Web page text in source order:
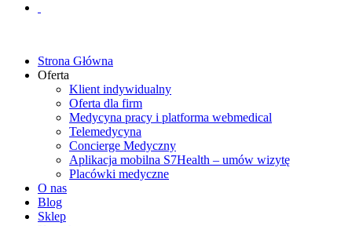
Strona Główna
Oferta
Klient indywidualny
Oferta dla firm
Medycyna pracy i platforma webmedical
Telemedycyna
Concierge Medyczny
Aplikacja mobilna S7Health – umów wizytę
Placówki medyczne
O nas
Blog
Sklep